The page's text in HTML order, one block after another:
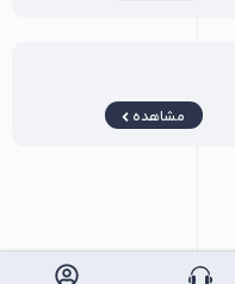
مشاهده